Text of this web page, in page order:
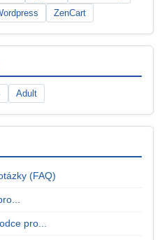
ZenCart
Adult
(FAQ)
pro...